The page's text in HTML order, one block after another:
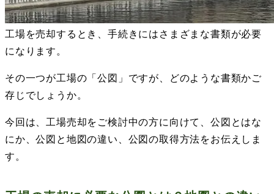
工場を売却するとき、手続きにはさまざまな書類が必要
になります。
その一つが工場の「公図」ですが、どのような書類かご
存じでしょうか。
今回は、工場売却をご検討中の方に向けて、公図とはな
にか、公図と地図の違い、公図の取得方法をお伝えしま
す。